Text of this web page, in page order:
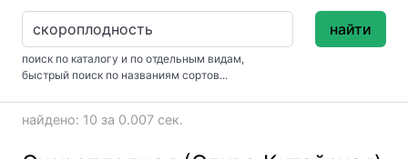
поиск по каталогу и по отдельным видам,
быстрый поиск по названиям сортов...
найти
найдено: 10 за 0.007 сек.